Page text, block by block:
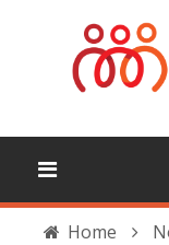
Home